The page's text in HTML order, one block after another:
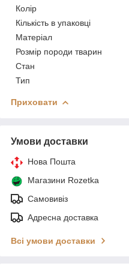
Колір
Кількість в упаковці
Матеріал
Розмір породи тварин
Стан
Тип
Приховати
Умови доставки
Нова Пошта
Магазини Rozetka
Самовивіз
Адресна доставка
Всі умови доставки